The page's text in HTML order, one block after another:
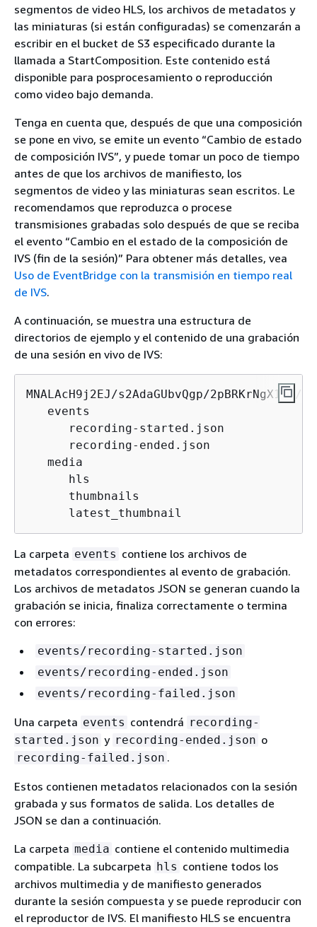
segmentos de video HLS, los archivos de metadatos y
las miniaturas (si están configuradas) se comenzarán a
escribir en el bucket de S3 especificado durante la
llamada a StartComposition. Este contenido está
disponible para posprocesamiento o reproducción
como video bajo demanda.
Tenga en cuenta que, después de que una composición
se pone en vivo, se emite un evento “Cambio de estado
de composición IVS”, y puede tomar un poco de tiempo
antes de que los archivos de manifiesto, los
segmentos de video y las miniaturas sean escritos. Le
recomendamos que reproduzca o procese
transmisiones grabadas solo después de que se reciba
el evento “Cambio en el estado de la composición de
IVS (fin de la sesión)” Para obtener más detalles, vea
Uso de EventBridge con la transmisión en tiempo real
de IVS.
A continuación, se muestra una estructura de
directorios de ejemplo y el contenido de una grabación
de una sesión en vivo de IVS:
MNALAcH9j2EJ/s2AdaGUbvQgp/2pBRKrNgX1ff/
   events
      recording-started.json
      recording-ended.json
   media
      hls
      thumbnails
      latest_thumbnail
La carpeta events contiene los archivos de
metadatos correspondientes al evento de grabación.
Los archivos de metadatos JSON se generan cuando la
grabación se inicia, finaliza correctamente o termina
con errores:
events/recording-started.json
events/recording-ended.json
events/recording-failed.json
Una carpeta events contendrá recording-
started.json y recording-ended.json o
recording-failed.json .
Estos contienen metadatos relacionados con la sesión
grabada y sus formatos de salida. Los detalles de
JSON se dan a continuación.
La carpeta media contiene el contenido multimedia
compatible. La subcarpeta hls contiene todos los
archivos multimedia y de manifiesto generados
durante la sesión compuesta y se puede reproducir con
el reproductor de IVS. El manifiesto HLS se encuentra